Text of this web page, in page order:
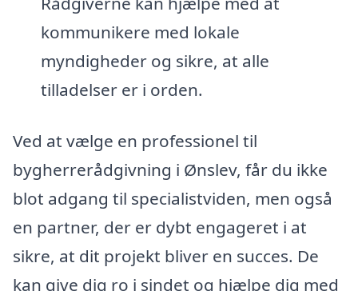
kommunikere med lokale
myndigheder og sikre, at alle
tilladelser er i orden.
Ved at vælge en professionel til
bygherrerådgivning i Ønslev, får du ikke
blot adgang til specialistviden, men også
en partner, der er dybt engageret i at
sikre, at dit projekt bliver en succes. De
kan give dig ro i sindet og hjælpe dig med